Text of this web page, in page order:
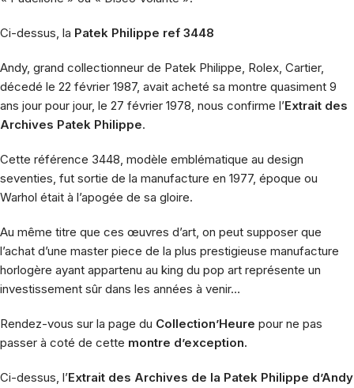
Ci-dessus, la Patek Philippe ref 3448
Andy, grand collectionneur de Patek Philippe, Rolex, Cartier,
décedé le 22 février 1987, avait acheté sa montre quasiment 9
ans jour pour jour, le 27 février 1978, nous confirme l’Extrait des
Archives Patek Philippe.
Cette référence 3448, modèle emblématique au design
seventies, fut sortie de la manufacture en 1977, époque ou
Warhol était à l’apogée de sa gloire.
Au même titre que ces œuvres d’art, on peut supposer que
l’achat d’une master piece de la plus prestigieuse manufacture
horlogère ayant appartenu au king du pop art représente un
investissement sûr dans les années à venir…
Rendez-vous sur la page du Collection’Heure pour ne pas
passer à coté de cette montre d’exception.
Ci-dessus, l’Extrait des Archives de la Patek Philippe d’Andy